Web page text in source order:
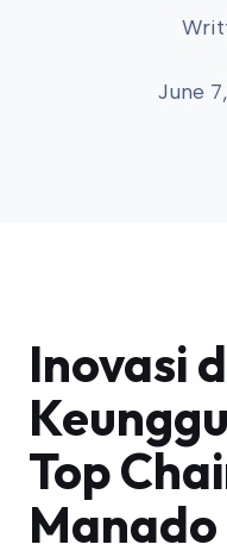
June
Inovasi
Top
Manado